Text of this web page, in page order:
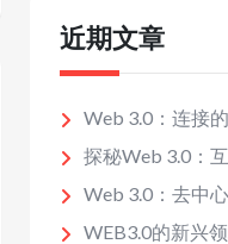
近期文章
Web 3.0：连接
探秘Web 3.0：
Web 3.0：去中
WEB3.0的新兴